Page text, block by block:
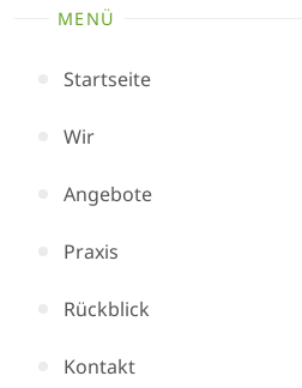
MENÜ
Startseite
Wir
Angebote
Praxis
Rückblick
Kontakt